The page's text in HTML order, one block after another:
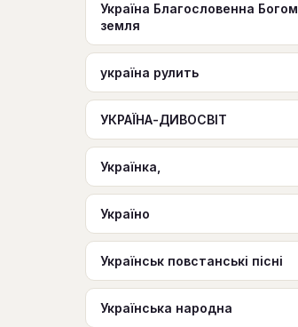
Україна Благословенна Богом
земля
україна рулить
УКРАЇНА-ДИВОСВІТ
Українка,
Україно
Українськ повстанські пісні
Українська народна